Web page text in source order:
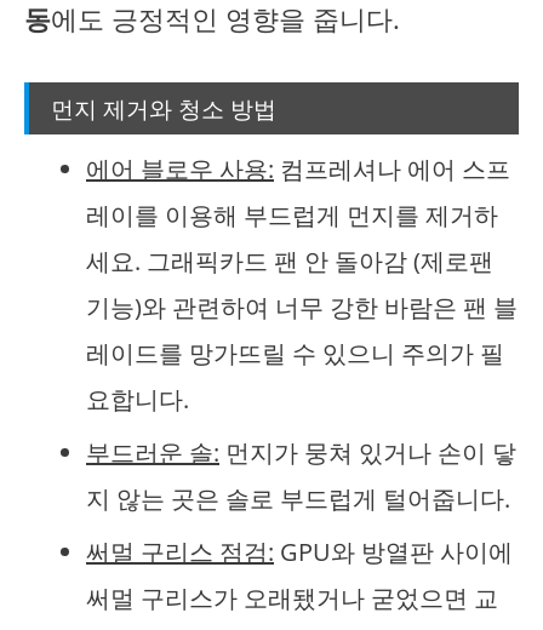
동에도 긍정적인 영향을 줍니다.
먼지 제거와 청소 방법
에어 블로우 사용: 컴프레셔나 에어 스프
레이를 이용해 부드럽게 먼지를 제거하
세요. 그래픽카드 팬 안 돌아감 (제로팬
기능)와 관련하여 너무 강한 바람은 팬 블
레이드를 망가뜨릴 수 있으니 주의가 필
요합니다.
부드러운 솔: 먼지가 뭉쳐 있거나 손이 닿
지 않는 곳은 솔로 부드럽게 털어줍니다.
써멀 구리스 점검: GPU와 방열판 사이에
써멀 구리스가 오래됐거나 굳었으면 교